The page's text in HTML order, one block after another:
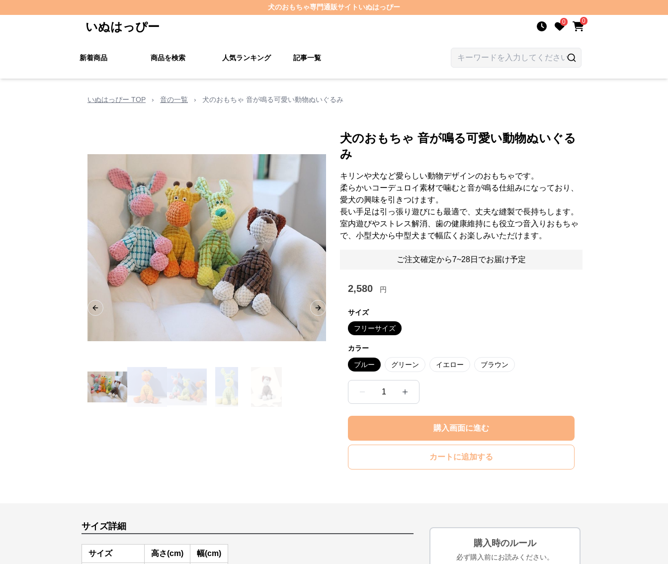
犬のおもちゃ専門通販サイト いぬはっぴー
いぬはっぴー 0 0
新着商品 商品を検索 人気ランキング 記事一覧
いぬはっぴー TOP › 音の一覧 › 犬のおもちゃ 音が鳴る可愛い動物ぬいぐるみ
Previous slide Next slide
犬のおもちゃ 音が鳴る可愛い動物ぬいぐる
み
キリンや犬など愛らしい動物デザインのおもちゃです。
柔らかいコーデュロイ素材で噛むと音が鳴る仕組みになっており、
愛犬の興味を引きつけます。
長い手足は引っ張り遊びにも最適で、丈夫な縫製で長持ちします。
室内遊びやストレス解消、歯の健康維持にも役立つ音入りおもちゃ
で、小型犬から中型犬まで幅広くお楽しみいただけます。
ご注文確定から7~28日でお届け予定
2,580 円
サイズ
フリーサイズ
カラー
ブルー グリーン イエロー ブラウン
1
購入画面に進む
カートに追加する
サイズ詳細
サイズ 高さ(cm) 幅(cm)
購入時のルール
必ず購入前にお読みください。